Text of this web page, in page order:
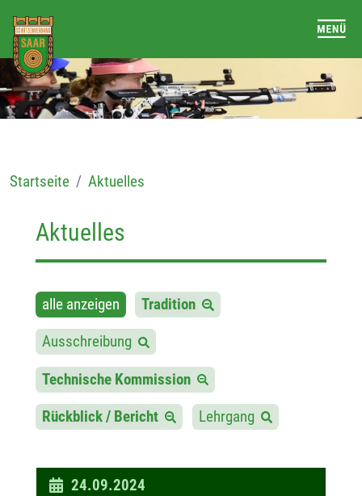
Startseite Aktuelles
Aktuelles
alle anzeigen Tradition
Ausschreibung
Technische Kommission
Rückblick / Bericht Lehrgang
D
24.09.2024